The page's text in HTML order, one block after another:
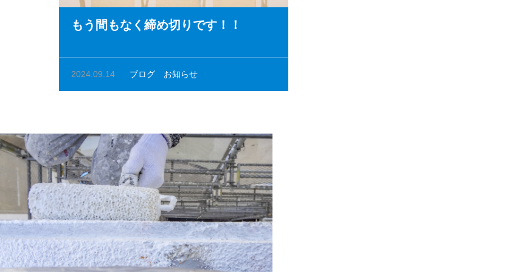
もう間もなく締め切りです！！
2024.09.14 ブログ お知らせ